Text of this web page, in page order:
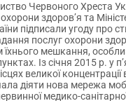
Червоного Хреста
здоров’я та
підписали угоду про
послуг охорони
їхнього мешкання,
Із січня 2015 р. у
великої концентрації
діяти нова мережа
медико-